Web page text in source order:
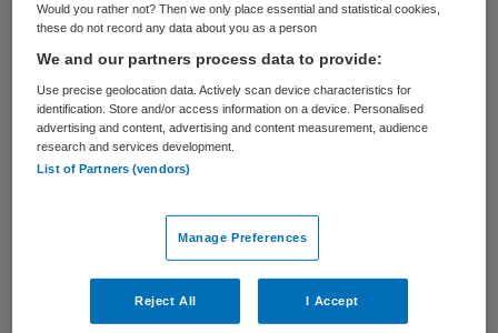
Christiaan Laffrée
Laffrée was van 1987 tot begin 2000
directeur van de LHV. Van de Zandt, Knook,
Bergen en Van Velzen waren de voorzitters
in deze periode waarin de regionale
ontwikkeling van de LHV tot bloei kwam. De
prijst Laffrée om zijn waardevolle
bijdrage hieraan.
Would you rather not? Then we only place essential and statistical cookies,
these do not record any data about you as a person
We and our partners process data to provide:
Use precise geolocation data. Actively scan device characteristics for
identification. Store and/or access information on a device. Personalised
advertising and content, advertising and content measurement, audience
research and services development.
List of Partners (vendors)
Manage Preferences
Reject All I Accept